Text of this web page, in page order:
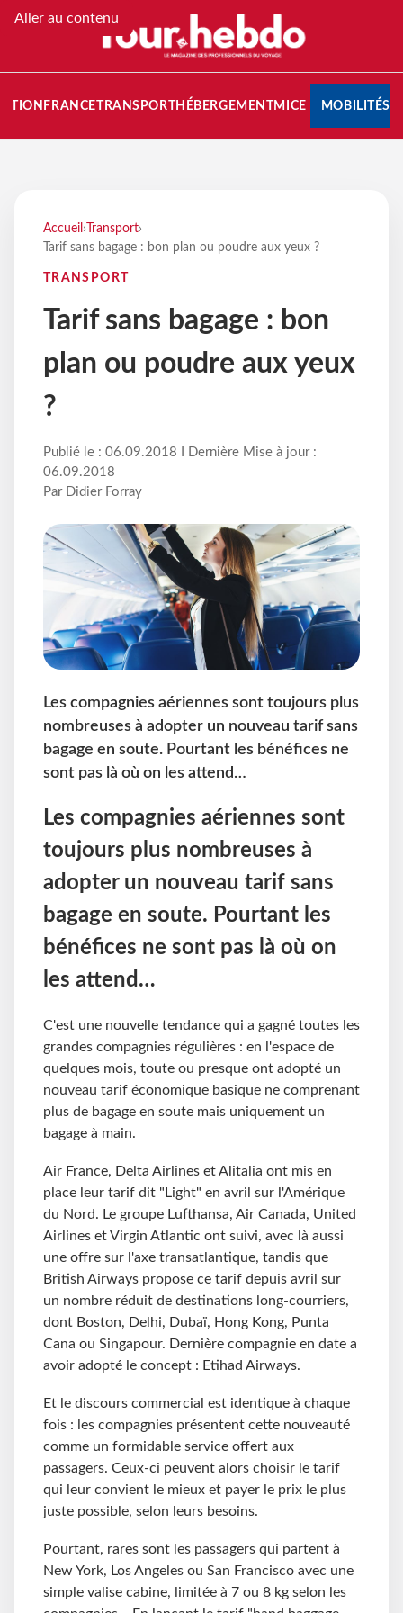
Aller au contenu
FRANCETRANSPORT HÉBERGEMENTMICE MOBILITÉS
Accueil › Transport›
Tarif sans bagage : bon plan ou poudre aux yeux ?
TRANSPORT
Tarif sans bagage : bon
plan ou poudre aux yeux
?
Publié le : 06.09.2018 I Dernière Mise à jour :
06.09.2018
Par Didier Forray
Les compagnies aériennes sont toujours plus
nombreuses à adopter un nouveau tarif sans
bagage en soute. Pourtant les bénéfices ne
sont pas là où on les attend…
Les compagnies aériennes sont
toujours plus nombreuses à
adopter un nouveau tarif sans
bagage en soute. Pourtant les
bénéfices ne sont pas là où on
les attend…
C'est une nouvelle tendance qui a gagné toutes les
grandes compagnies régulières : en l'espace de
quelques mois, toute ou presque ont adopté un
nouveau tarif économique basique ne comprenant
plus de bagage en soute mais uniquement un
bagage à main.
Air France, Delta Airlines et Alitalia ont mis en
place leur tarif dit "Light" en avril sur l'Amérique
du Nord. Le groupe Lufthansa, Air Canada, United
Airlines et Virgin Atlantic ont suivi, avec là aussi
une offre sur l'axe transatlantique, tandis que
British Airways propose ce tarif depuis avril sur
un nombre réduit de destinations long-courriers,
dont Boston, Delhi, Dubaï, Hong Kong, Punta
Cana ou Singapour. Dernière compagnie en date a
avoir adopté le concept : Etihad Airways.
Et le discours commercial est identique à chaque
fois : les compagnies présentent cette nouveauté
comme un formidable service offert aux
passagers. Ceux-ci peuvent alors choisir le tarif
qui leur convient le mieux et payer le prix le plus
juste possible, selon leurs besoins.
Pourtant, rares sont les passagers qui partent à
New York, Los Angeles ou San Francisco avec une
simple valise cabine, limitée à 7 ou 8 kg selon les